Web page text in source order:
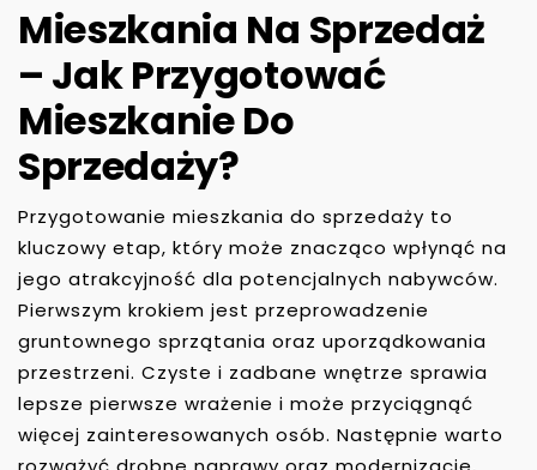
Mieszkania Na Sprzedaż
– Jak Przygotować
Mieszkanie Do
Sprzedaży?
Przygotowanie mieszkania do sprzedaży to
kluczowy etap, który może znacząco wpłynąć na
jego atrakcyjność dla potencjalnych nabywców.
Pierwszym krokiem jest przeprowadzenie
gruntownego sprzątania oraz uporządkowania
przestrzeni. Czyste i zadbane wnętrze sprawia
lepsze pierwsze wrażenie i może przyciągnąć
więcej zainteresowanych osób. Następnie warto